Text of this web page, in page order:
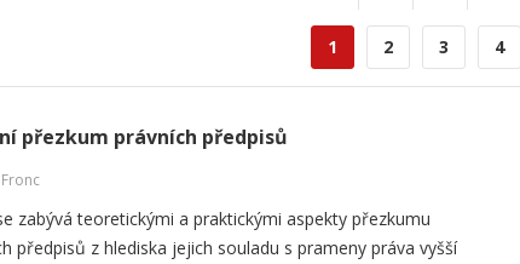
1 2 3 4
přezkum právních předpisů
zabývá teoretickými a praktickými aspekty přezkumu
předpisů z hlediska jejich souladu s prameny práva vyšší